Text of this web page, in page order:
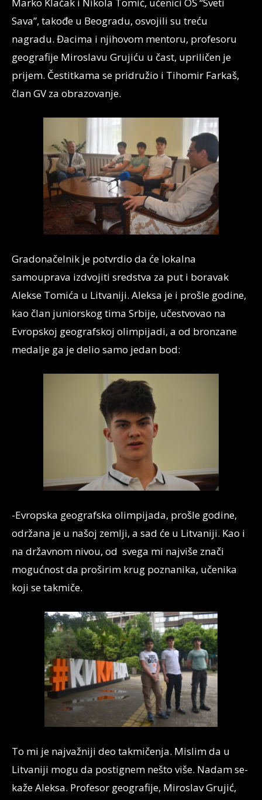
Sava”, takođe u Beogradu, osvojili su treću
nagradu. Đacima i njihovom mentoru, profesoru
geografije Miroslavu Grujiću u čast, upriličen je
prijem. Čestitkama se pridružio i Tihomir Farkaš,
član GV za obrazovanje.
Gradonačelnik je potvrdio da će lokalna
samouprava izdvojiti sredstva za put i boravak
Alekse Tomića u Litvaniji. Aleksa je i prošle godine,
kao član juniorskog tima Srbije, učestvovao na
Evropskoj geografskoj olimpijadi, a od bronzane
medalje ga je delio samo jedan bod:
-Evropska geografska olimpijada, prošle godine,
održana je u našoj zemlji, a sad će u Litvaniji. Kao i
na državnom nivou, od svega mi najviše znači
mogućnost da proširim krug poznanika, učenika
koji se takmiče.
To mi je najvažniji deo takmičenja. Mislim da u
Litvaniji mogu da postignem nešto više. Nadam se-
kaže Aleksa. Profesor geografije, Miroslav Grujić,